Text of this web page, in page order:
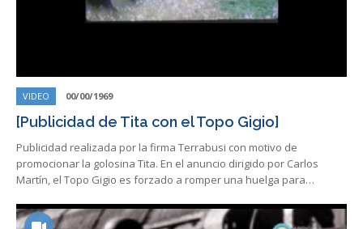
VIDEO 00/00/1969
[Publicidad de Tita con el Topo Gigio]
Publicidad realizada por la firma Terrabusi con motivo de
promocionar la golosina Tita. En el anuncio dirigido por Carlos
Martín, el Topo Gigio es forzado a romper una huelga para…